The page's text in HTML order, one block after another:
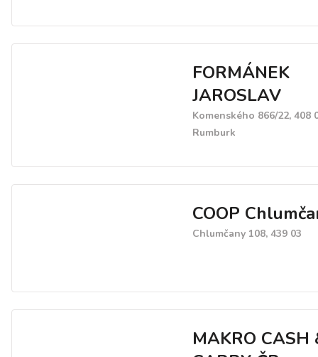
FORMÁNEK
JAROSLAV
Komenského 866/22, 408
Rumburk
COOP
Chlumčany 108, 439 03
MAKRO CASH